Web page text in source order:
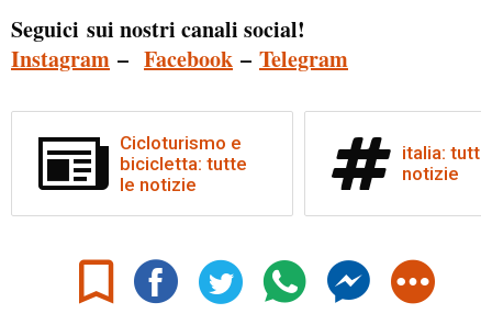
Seguici sui nostri canali social!
Instagram – Facebook – Telegram
Cicloturismo e
bicicletta: tutte
le notizie
italia:
notizie